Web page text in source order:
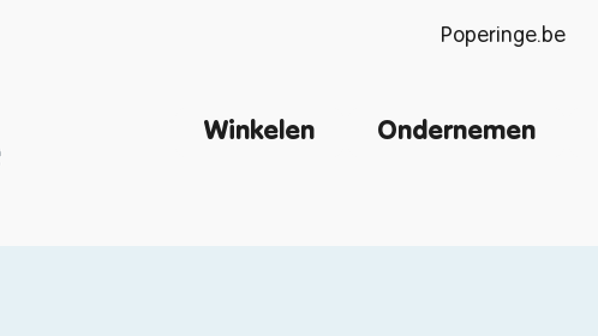
Poperinge.be
Winkelen Ondernemen